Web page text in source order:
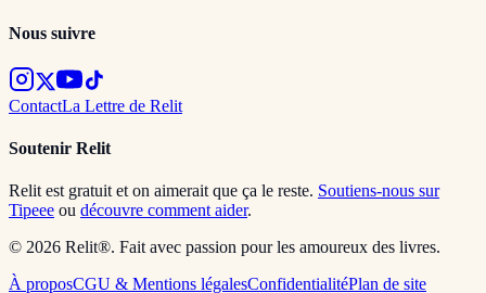
Nous suivre
ContactLa Lettre de Relit
Soutenir Relit
Relit est gratuit et on aimerait que ça le reste. Soutiens-nous sur
Tipeee ou découvre comment aider.
© 2026 Relit®. Fait avec passion pour les amoureux des livres.
À proposCGU & Mentions légalesConfidentialitéPlan de site